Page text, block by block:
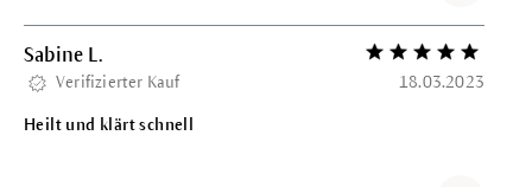
Sabine L. Bewertung mit 5
Verifizierter Kauf 18.03.2023
Heilt und klärt schnell